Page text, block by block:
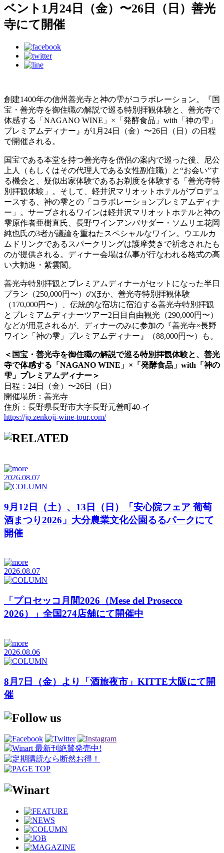
ベント1月24日（金）〜26日（日）善光
寺にて開催
創建1400年の信州善光寺と神の雫がコラボレーション。『国
宝・善光寺を御住職の解説で巡る特別拝観体験と、善光寺で
体感する「NAGANO WINE」×「発酵食品」with「神の雫」
プレミアムディナー』が1月24日（金）〜26日（日）の日程
で開催される。
国宝である本堂を持つ善光寺を僧侶の案内で巡った後、尼公
上人（もしくはその代理人である女性副住職）と“お会い”す
る機会と、疑似出家体験であるお剃度を体験する「善光寺特
別拝観体験」。そして、軽井沢マリオットホテルがプロデュ
ースする、神の雫との「コラボレーションプレミアムディナ
ー」。サーブされるワインは軽井沢マリオットホテルと神の
雫原作者亜樹直氏、長野ワインアンバサダー・ソムリエ花岡
純也氏の3者が議論を重ねたスペシャルなワイン。ウエルカ
ムドリンクであるスパークリングは護摩焚きで祈念されたも
のが提供される。ディナー会場は仏事が行なわれる格式の高
い大勧進・紫雲閣。
善光寺特別拝観とプレミアムディナーがセットになった半日
プラン（250,000円〜）のほか、善光寺特別拝観体験
（170,000円〜）、伝統的な宿坊に宿泊する善光寺特別拝観
とプレミアムディナーツアー2日目自由観光（290,000円〜）
などが用意されるが、ディナーのみに参加の『善光寺×長野
ワイン「神の雫」プレミアムディナー』（88,000円〜）も。
＜国宝・善光寺を御住職の解説で巡る特別拝観体験と、善光
寺で体感する「NAGANO WINE」×「発酵食品」with「神の
雫」プレミアムディナー＞
日程：24日（金）〜26日（日）
開催場所：善光寺
住所：長野県長野市大字長野元善町40-イ
https://jp.zenkoji-wine-tour.com/
2026.08.07
9月12日（土）、13日（日）「安心院フェア 葡萄
酒まつり2026」大分農業文化公園るるパークにて
開催
2026.08.07
「プロセッコ月間2026（Mese del Prosecco
2026）」全国274店舗にて開催中
2026.08.06
8月7日（金）より「酒旅夜市」KITTE大阪にて開
催